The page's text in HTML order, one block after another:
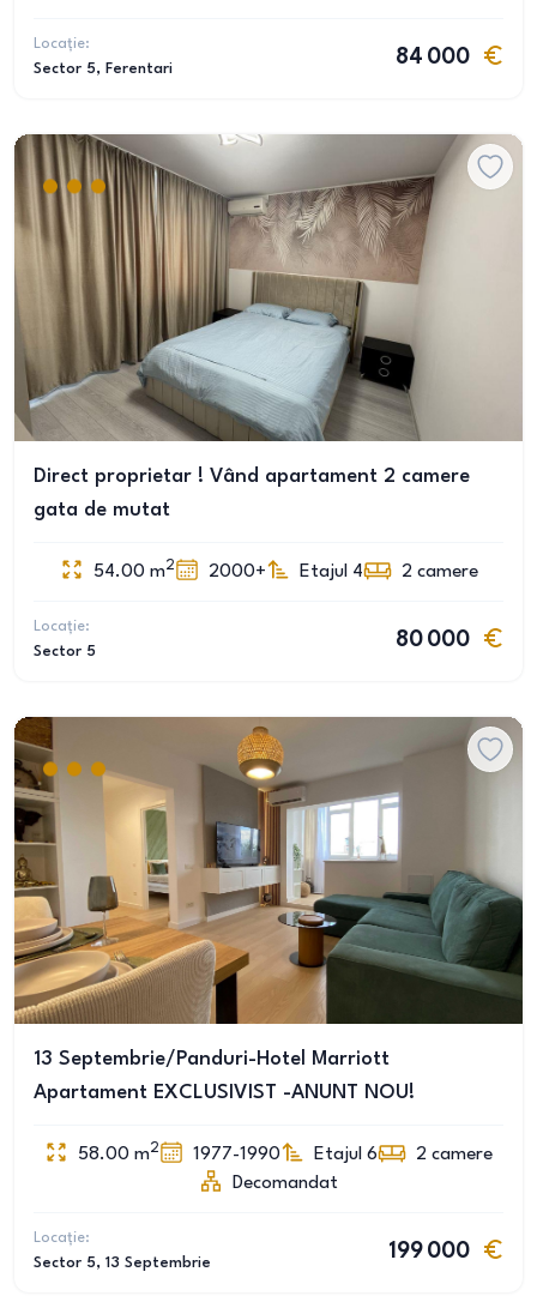
Locație:
Sector 5, Ferentari
84 000
Direct proprietar ! Vând apartament 2 camere
gata de mutat
54.00 m2 2000+ Etajul 4 2 camere
Locație:
Sector 5
80 000
13 Septembrie/Panduri-Hotel Marriott
Apartament EXCLUSIVIST -ANUNT NOU!
58.00 m2 1977-1990 Etajul 6 2 camere
Decomandat
Locație:
Sector 5, 13 Septembrie
199 000